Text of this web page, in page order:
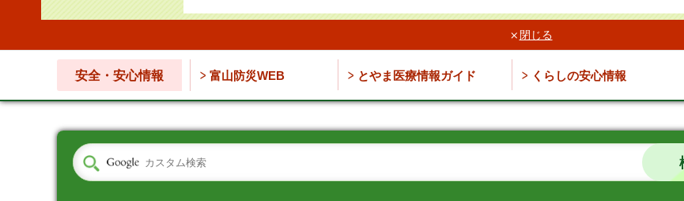
閉じる
安全・安心情報 富山防災WEB とやま医療情報ガイド くらしの安心情報